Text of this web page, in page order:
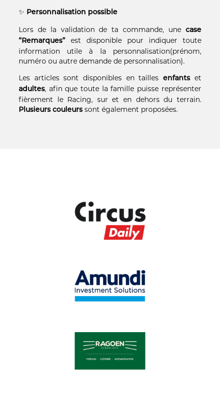
✨ Personnalisation possible
Lors de la validation de ta commande, une case
“Remarques”
est disponible pour indiquer toute
information utile à la personnalisation(prénom,
numéro ou autre demande de personnalisation).
Les articles sont disponibles en taillesenfants et
adultes, afin que toute la famille puisse représenter
fièrement le Racing, sur et en dehors du terrain.
Plusieurs couleurssont également proposées.